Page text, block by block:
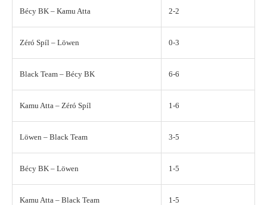
Bécy BK – Kamu Atta 2-2
Zéró Spíl – Löwen 0-3
Black Team – Bécy BK 6-6
Kamu Atta – Zéró Spíl 1-6
Löwen – Black Team 3-5
Bécy BK – Löwen 1-5
Kamu Atta – Black Team 1-5